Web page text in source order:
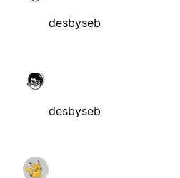
desbyseb
desbyseb